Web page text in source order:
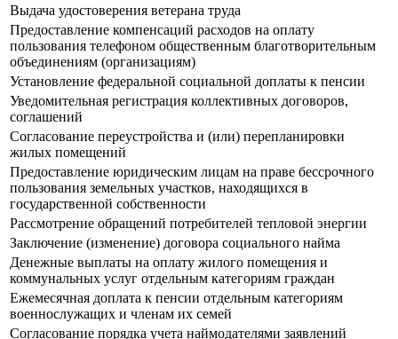
Выдача удостоверения ветерана труда
Предоставление компенсаций расходов на оплату
пользования телефоном общественным благотворительным
объединениям (организациям)
Установление федеральной социальной доплаты к пенсии
Уведомительная регистрация коллективных договоров,
соглашений
Согласование переустройства и (или) перепланировки
жилых помещений
Предоставление юридическим лицам на праве бессрочного
пользования земельных участков, находящихся в
государственной собственности
Рассмотрение обращений потребителей тепловой энергии
Заключение (изменение) договора социального найма
Денежные выплаты на оплату жилого помещения и
коммунальных услуг отдельным категориям граждан
Ежемесячная доплата к пенсии отдельным категориям
военнослужащих и членам их семей
Согласование порядка учета наймодателями заявлений